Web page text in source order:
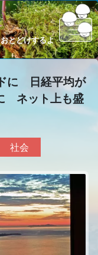
とどけするよ
に 日経平均が
ネット上も盛
社会